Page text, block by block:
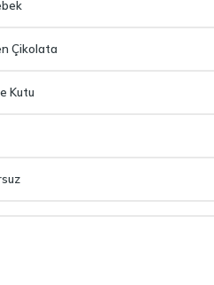
Çikolata
Kutu